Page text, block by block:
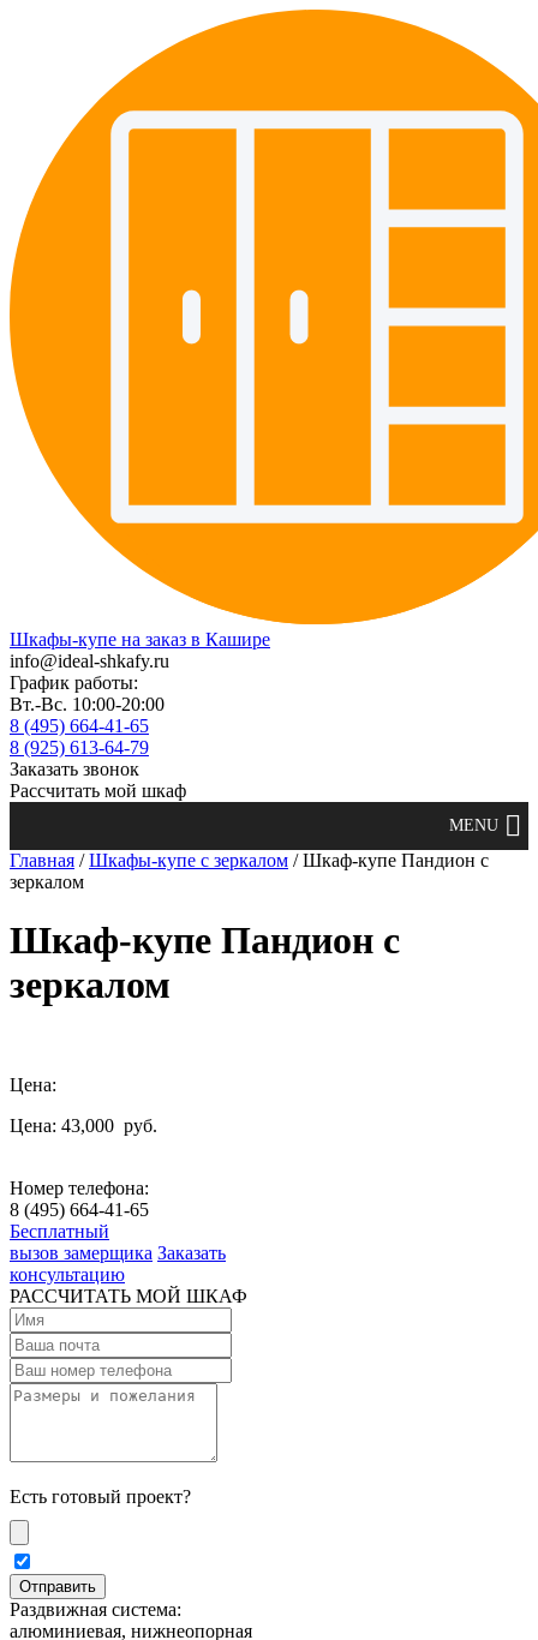
Шкафы-купе на заказ в Кашире
info@ideal-shkafy.ru
График работы:
Вт.-Вс. 10:00-20:00
8 (495) 664-41-65
8 (925) 613-64-79
Заказать звонок
Рассчитать мой шкаф
Главная /Шкафы-купе с зеркалом / Шкаф-купе Пандион с
зеркалом
Шкаф-купе Пандион с
зеркалом
Цена:
Цена: 43,000 руб.
Номер телефона:
8 (495) 664-41-65
Бесплатный
вызов замерщика Заказать
консультацию
РАССЧИТАТЬ МОЙ ШКАФ
Есть готовый проект?
Раздвижная система:
алюминиевая, нижнеопорная